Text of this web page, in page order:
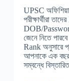
UPSC
পরীক্ষার্থীরা
DOB/
জেনে নিতে
Rank অনুসারে
আপনাকে এক
সম্বন্ধে